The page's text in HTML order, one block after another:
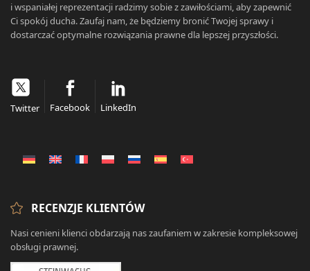
i wspaniałej reprezentacji radzimy sobie z zawiłościami, aby zapewnić
Ci spokój ducha. Zaufaj nam, że będziemy bronić Twojej sprawy i
dostarczać optymalne rozwiązania prawne dla lepszej przyszłości.
Twitter Facebook LinkedIn
RECENZJE KLIENTÓW
Nasi cenieni klienci obdarzają nas zaufaniem w zakresie kompleksowej
obsługi prawnej.